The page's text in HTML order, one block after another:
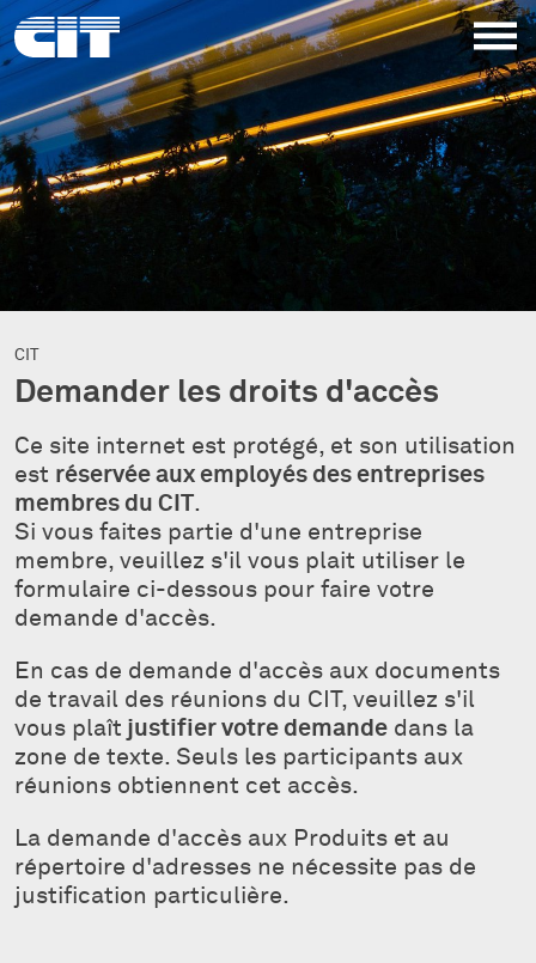
CIT
Demander les droits d'accès
Ce site internet est protégé, et son utilisation
est réservée aux employés des entreprises
membres du CIT.
Si vous faites partie d'une entreprise
membre, veuillez s'il vous plait utiliser le
formulaire ci-dessous pour faire votre
demande d'accès.
En cas de demande d'accès aux documents
de travail des réunions du CIT, veuillez s'il
vous plaît justifier votre demande dans la
zone de texte. Seuls les participants aux
réunions obtiennent cet accès.
La demande d'accès aux Produits et au
répertoire d'adresses ne nécessite pas de
justification particulière.